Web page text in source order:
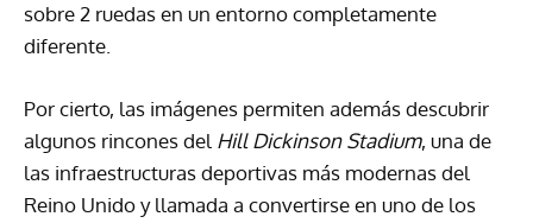
sobre 2 ruedas en un entorno completamente
diferente.
Por cierto, las imágenes permiten además descubrir
algunos rincones del Hill Dickinson Stadium, una de
las infraestructuras deportivas más modernas del
Reino Unido y llamada a convertirse en uno de los